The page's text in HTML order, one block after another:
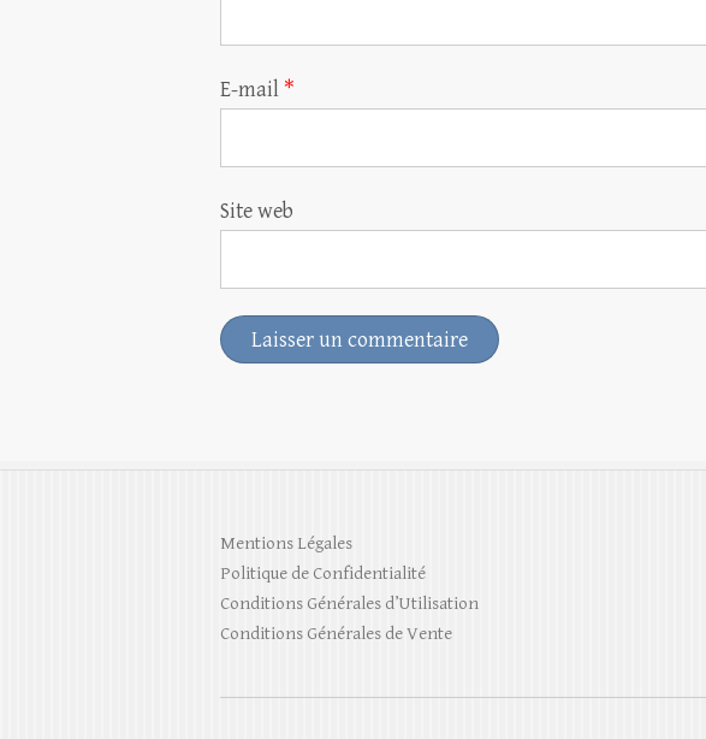
E-mail *
Site web
Mentions Légales
Politique de Confidentialité
Conditions Générales d’Utilisation
Conditions Générales de Vente